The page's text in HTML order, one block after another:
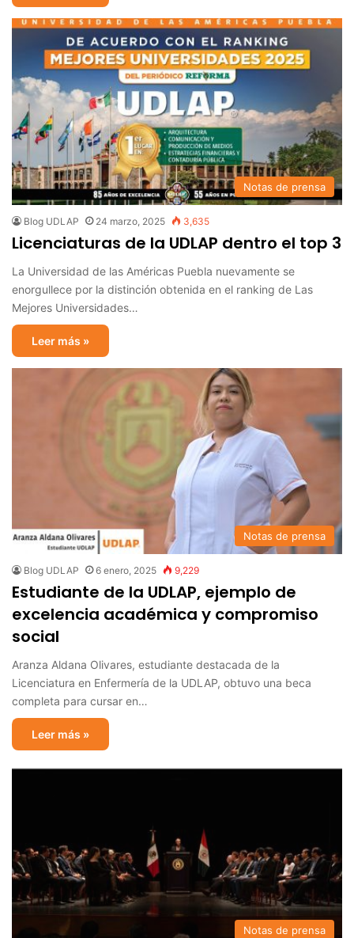
Notas de prensa
Blog UDLAP 24 marzo, 2025 3,635
Licenciaturas de la UDLAP dentro el top 3
La Universidad de las Américas Puebla nuevamente se
enorgullece por la distinción obtenida en el ranking de Las
Mejores Universidades…
Leer más »
Notas de prensa
Blog UDLAP 6 enero, 2025 9,229
Estudiante de la UDLAP, ejemplo de
excelencia académica y compromiso
social
Aranza Aldana Olivares, estudiante destacada de la
Licenciatura en Enfermería de la UDLAP, obtuvo una beca
completa para cursar en…
Leer más »
Notas de prensa